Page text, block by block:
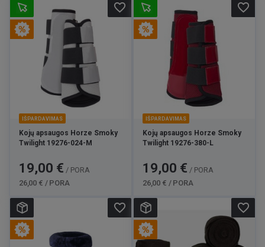
IŠPARDAVIMAS
Kojų apsaugos Horze Smoky
Twilight 19276-024-M
Kaina
19,00 € / PORA
26,00 € / PORA
favorite_border
IŠPARDAVIMAS
Kojų apsaugos Horze Smoky
Twilight 19276-380-L
Kaina
19,00 € / PORA
26,00 € / PORA
favorite_border
favorite_border favorite_border